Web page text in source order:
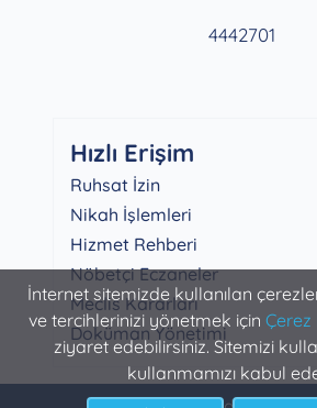
İnternet sitemizde kullanılan
ve tercihlerinizi yönetmek için Çerez
ziyaret edebilirsiniz. Sitemizi
kullanmamızı kabul
4442701
Hızlı Erişim
Ruhsat İzin
Nikah İşlemleri
Hizmet Rehberi
Nöbetçi Eczaneler
Meclis Kararları
Doküman Yönetimi